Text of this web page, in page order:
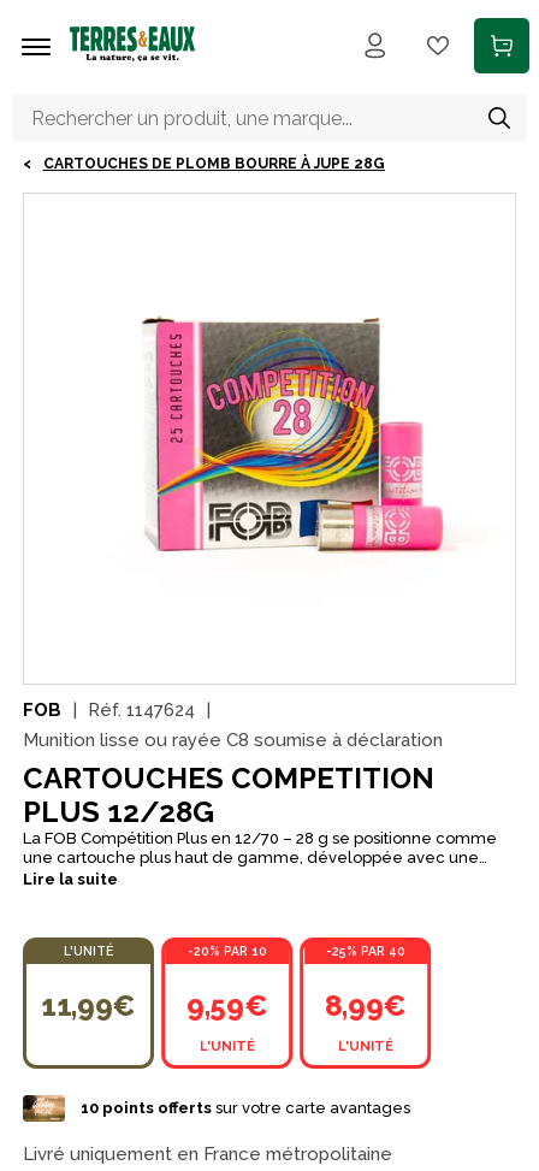
CARTOUCHES DE PLOMB BOURRE À JUPE 28G
FOB Réf. 1147624
Munition lisse ou rayée C8 soumise à déclaration
CARTOUCHES COMPETITION
PLUS 12/28G
La FOB Compétition Plus en 12/70 – 28 g se positionne comme
une cartouche plus haut de gamme, développée avec une
vraie logique de compétition. Elle vise une performance
exigeants. En plomb n°7,5, elle privilégie une balistique stable et
des résultats constants, même quand la pression monte et que
classique, la Compétition Plus reste confortable au tir pour
faciliter les séries les plus longues, tout en gardant la nervosité
Lire la suite
L'UNITÉ
11,99€
-20% PAR 10
9,59€
L'UNITÉ
-25% PAR 40
8,99€
L'UNITÉ
10points offertssur votre carte avantages
Livré uniquement en France métropolitaine